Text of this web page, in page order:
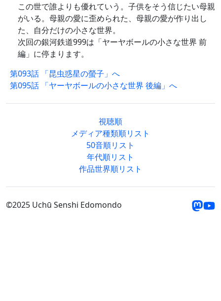
この世で誰よりも優れていう。子供をそう信じたい母親
がいる。母親の愛に歪められた、母親の愛が作り出し
た、自分だけの小さな世界。
次回の銀河鉄道999は「ヤーヤボールの小さな世界 前
編」に停まります。
第093話 「昆虫惑星の螢子」へ
第095話 「ヤーヤボールの小さな世界 後編」へ
視聴順
メディア種類順リスト
50音順リスト
年代順リスト
作品世界順リスト
©2025 Uchū Senshi Edomondo